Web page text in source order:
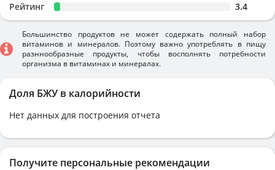
Рейтинг 3.4
Большинство продуктов не может содержать полный набор
витаминов и минералов. Поэтому важно употреблять в пищу
разннообразные продукты, чтобы восполнять потребности
организма в витаминах и минералах.
Доля БЖУ в калорийности
Нет данных для построения отчета
Получите персональные рекомендации